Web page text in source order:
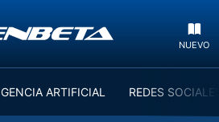
NUEVO
ARTIFICIAL REDES